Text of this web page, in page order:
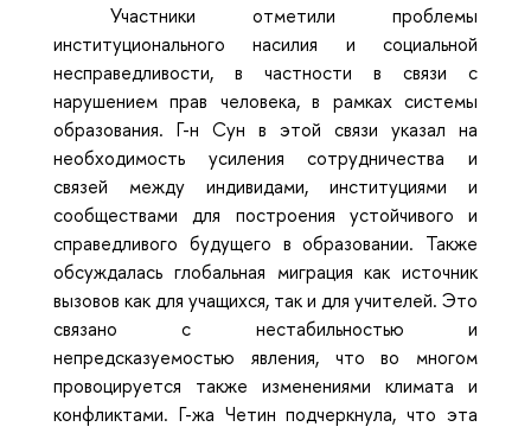
Участники отметили проблемы
институционального насилия и социальной
несправедливости, в частности в связи с
нарушением прав человека, в рамках системы
образования. Г-н Сун в этой связи указал на
необходимость усиления сотрудничества и
связей между индивидами, институциями и
сообществами для построения устойчивого и
справедливого будущего в образовании. Также
обсуждалась глобальная миграция как источник
вызовов как для учащихся, так и для учителей. Это
связано с нестабильностью и
непредсказуемостью явления, что во многом
провоцируется также изменениями климата и
конфликтами. Г-жа Четин подчеркнула, что эта